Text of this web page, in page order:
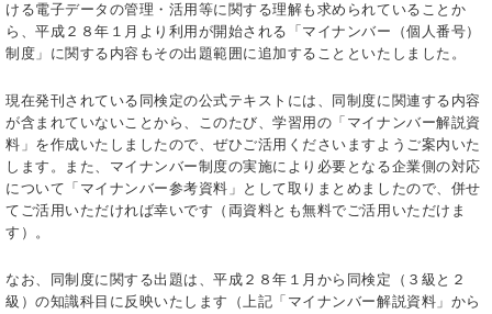
ける電子データの管理・活用等に関する理解も求められていることか
ら、平成２８年１月より利用が開始される「マイナンバー（個人番号）
制度」に関する内容もその出題範囲に追加することといたしました。
現在発刊されている同検定の公式テキストには、同制度に関連する内容
が含まれていないことから、このたび、学習用の「マイナンバー解説資
料」を作成いたしましたので、ぜひご活用くださいますようご案内いた
します。また、マイナンバー制度の実施により必要となる企業側の対応
について「マイナンバー参考資料」として取りまとめましたので、併せ
てご活用いただければ幸いです（両資料とも無料でご活用いただけま
す）。
なお、同制度に関する出題は、平成２８年１月から同検定（３級と２
級）の知識科目に反映いたします（上記「マイナンバー解説資料」から